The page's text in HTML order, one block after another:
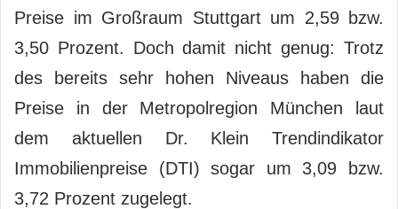
Preise im Großraum Stuttgart um 2,59 bzw.
3,50 Prozent. Doch damit nicht genug: Trotz
des bereits sehr hohen Niveaus haben die
Preise in der Metropolregion München laut
dem aktuellen Dr. Klein Trendindikator
Immobilienpreise (DTI) sogar um 3,09 bzw.
3,72 Prozent zugelegt.